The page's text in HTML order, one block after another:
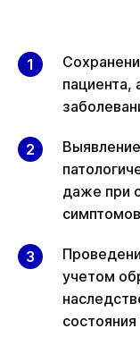
пациента,
даже при
учетом